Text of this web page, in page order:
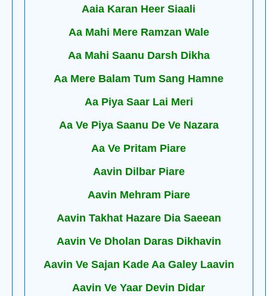
Aaia Karan Heer Siaali
Aa Mahi Mere Ramzan Wale
Aa Mahi Saanu Darsh Dikha
Aa Mere Balam Tum Sang Hamne
Aa Piya Saar Lai Meri
Aa Ve Piya Saanu De Ve Nazara
Aa Ve Pritam Piare
Aavin Dilbar Piare
Aavin Mehram Piare
Aavin Takhat Hazare Dia Saeean
Aavin Ve Dholan Daras Dikhavin
Aavin Ve Sajan Kade Aa Galey Laavin
Aavin Ve Yaar Devin Didar